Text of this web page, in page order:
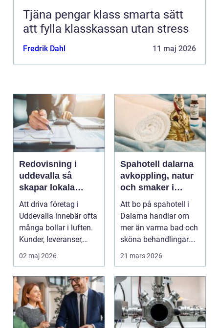
Tjäna pengar klass smarta sätt
att fylla klasskassan utan stress
Fredrik Dahl 11 maj 2026
Redovisning i
uddevalla så
skapar lokala
företag trygg
ekonomi
Att driva företag i
Uddevalla innebär ofta
många bollar i luften.
Kunder, leveranser,
personal och m...
02 maj 2026
Spahotell dalarna
avkoppling, natur
och smaker i
hjärtat av
landskapet
Att bo på spahotell i
Dalarna handlar om
mer än varma bad och
sköna behandlingar.
Kombinationen av s...
21 mars 2026